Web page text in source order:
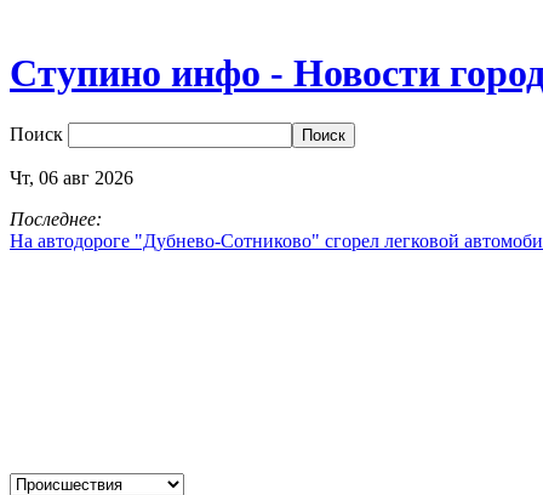
Ступино инфо - Новости
Поиск
Чт, 06 авг 2026
Последнее:
На автодороге "Дубнево‑Сотниково" сгорел легковой